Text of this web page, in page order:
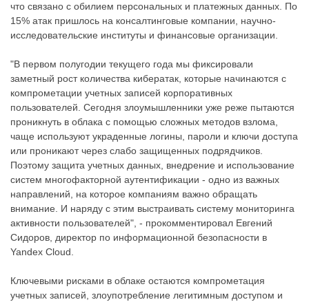
что связано с обилием персональных и платежных данных. По
15% атак пришлось на консалтинговые компании, научно-
исследовательские институты и финансовые организации.
"В первом полугодии текущего года мы фиксировали
заметный рост количества кибератак, которые начинаются с
компрометации учетных записей корпоративных
пользователей. Cегодня злоумышленники уже реже пытаются
проникнуть в облака с помощью сложных методов взлома,
чаще используют украденные логины, пароли и ключи доступа
или проникают через слабо защищенных подрядчиков.
Поэтому защита учетных данных, внедрение и использование
систем многофакторной аутентификации - одно из важных
направлений, на которое компаниям важно обращать
внимание. И наряду с этим выстраивать систему мониторинга
активности пользователей", - прокомментировал Евгений
Сидоров, директор по информационной безопасности в
Yandex Cloud.
Ключевыми рисками в облаке остаются компрометация
учетных записей, злоупотребление легитимным доступом и